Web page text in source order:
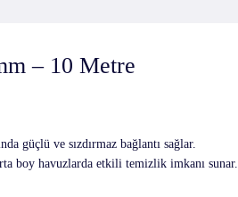
– 10 Metre
güçlü ve sızdırmaz bağlantı sağlar.
boy havuzlarda etkili temizlik imkanı sunar.